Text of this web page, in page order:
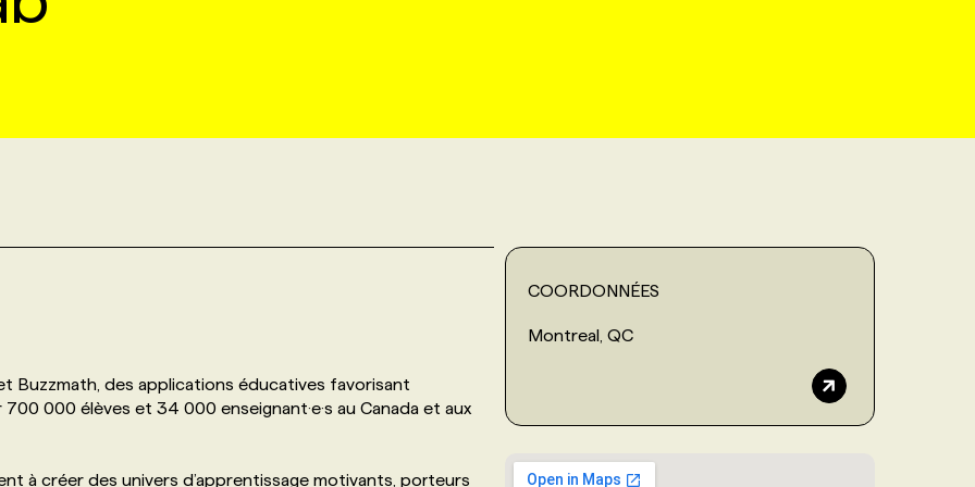
Buzzmath, des applications éducatives favorisant
000 élèves et 34 000 enseignant·e·s au Canada et aux
à créer des univers d’apprentissage motivants, porteurs
COORDONNÉES
Montreal, QC